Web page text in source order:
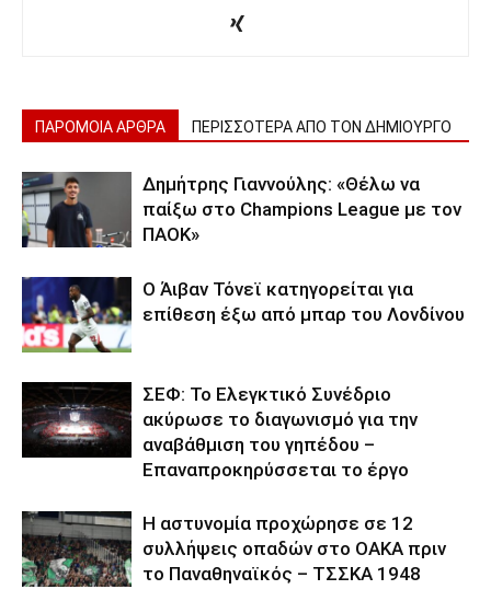
ΠΑΡΟΜΟΙΑ ΑΡΘΡΑ ΠΕΡΙΣΣΟΤΕΡΑ ΑΠΟ ΤΟΝ ΔΗΜΙΟΥΡΓΟ
Δημήτρης Γιαννούλης: «Θέλω να
παίξω στο Champions League με τον
ΠΑΟΚ»
Ο Άιβαν Τόνεϊ κατηγορείται για
επίθεση έξω από μπαρ του Λονδίνου
ΣΕΦ: Το Ελεγκτικό Συνέδριο
ακύρωσε το διαγωνισμό για την
αναβάθμιση του γηπέδου –
Επαναπροκηρύσσεται το έργο
Η αστυνομία προχώρησε σε 12
συλλήψεις οπαδών στο ΟΑΚΑ πριν
το Παναθηναϊκός – ΤΣΣΚΑ 1948